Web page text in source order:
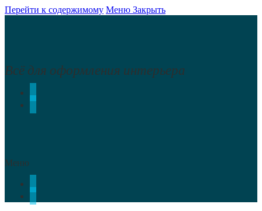
Перейти к содержимому Меню Закрыть
Всё для оформления интерьера
Меню